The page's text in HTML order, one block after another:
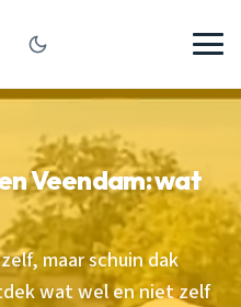
Veendam: wat
maar schuin dak
wat wel en niet zelf